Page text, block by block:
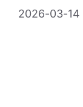
2026-03-14